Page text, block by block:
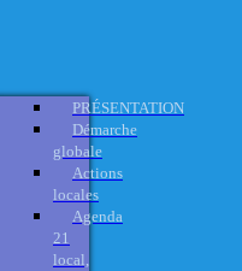
PRÉSENTATION
Démarche
globale
Actions
locales
Agenda
21
local,